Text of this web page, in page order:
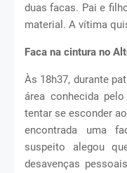
duas facas. Pai e
material. A vítima
Faca na cintura no
Às 18h37, durante
área conhecida
tentar se esconder
encontrada uma
suspeito alegou
desavenças